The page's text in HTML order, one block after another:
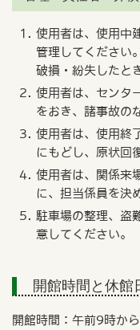
使用者は、使用中
管理してください。
破損・紛失したと
使用者は、センタ
をおき、諸事故の
使用者は、使用終
にもどし、原状回
使用者は、関係来
に、担当係員を決
駐車場の整理、盗
意してください。
開館時間と休館
開館時間：午前9時か